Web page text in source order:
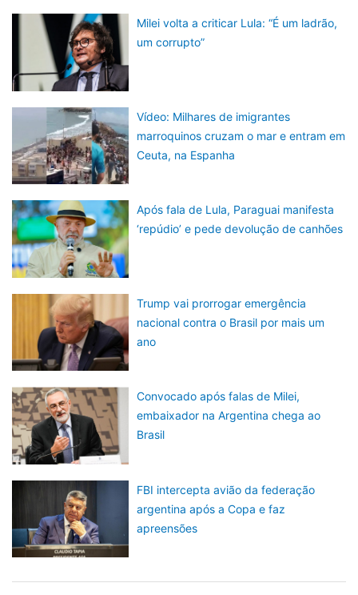
Milei volta a criticar Lula: “É um ladrão,
um corrupto”
Vídeo: Milhares de imigrantes
marroquinos cruzam o mar e entram em
Ceuta, na Espanha
Após fala de Lula, Paraguai manifesta
‘repúdio’ e pede devolução de canhões
Trump vai prorrogar emergência
nacional contra o Brasil por mais um
ano
Convocado após falas de Milei,
embaixador na Argentina chega ao
Brasil
FBI intercepta avião da federação
argentina após a Copa e faz
apreensões